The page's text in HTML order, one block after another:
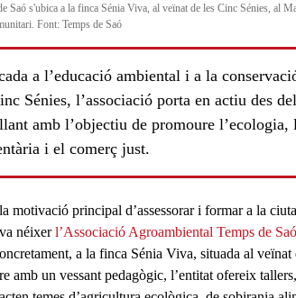
Saó s'ubica a la finca Sénia Viva, al veïnat de les Cinc Sénies, al
Font: Temps de Saó
a l’educació ambiental i a la
Sénies, l’associació porta en actiu des
amb l’objectiu de promoure l’ecologia,
i el comerç just.
motivació principal d’assessorar i formar a la
néixerl’Associació Agroambiental Temps de Saó
a la finca Sénia Viva, situada al veïnat
amb un vessant pedagògic, l’entitat ofereix